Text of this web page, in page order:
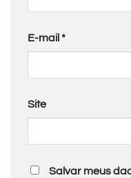
E-mail*
Site
Salvar meus